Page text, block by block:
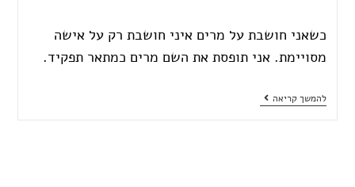
כשאני חושבת על מרים איני חושבת רק על אישה
מסויימת. אני תופסת את השם מרים כמתאר תפקיד.
להמשך קריאה